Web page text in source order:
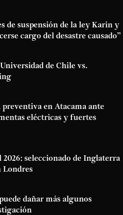
de suspensión de la ley Karin y
cargo del desastre causado”
de Chile vs.
en Atacama ante
eléctricas y fuertes
seleccionado de Inglaterra
Londres
dañar más algunos